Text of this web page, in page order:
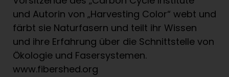
denen die Wolle stammt, leben in
artgerechter Haltung. So kann sich der
Boden regenerieren, die Biodiversität
wird gesteigert und der Wasserkreislauf
belebt. Verarbeitet werden die Rohstoffe
möglichst regional unter
und Autorin von „Harvesting Color“ webt und
färbt sie Naturfasern und teilt ihr Wissen
und ihre Erfahrung über die Schnittstelle von
Ökologie und Fasersystemen.
www.fibershed.org